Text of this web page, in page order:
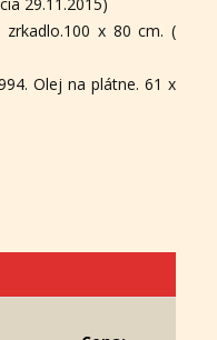
x 80 cm. (
Olej na plátne. 61 x